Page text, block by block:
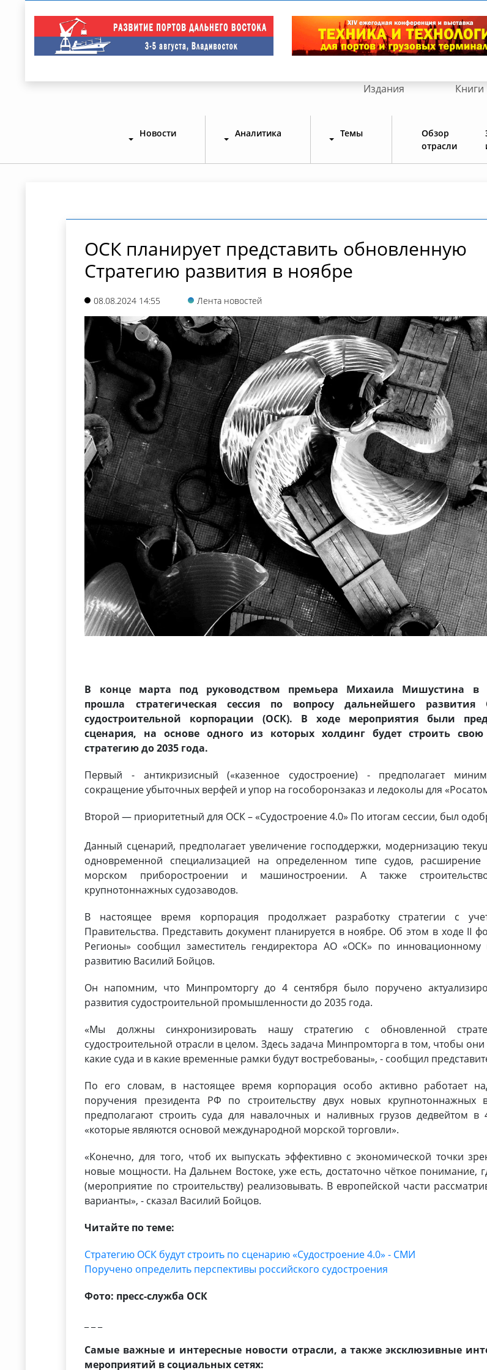
Издания Книги
Новости Аналитика Темы
Обзор
отрасли
ОСК планирует представить обновленную
Стратегию развития в ноябре
08.08.2024 14:55 Лента новостей
В конце марта под руководством премьера Михаила Мишустина в
прошла стратегическая сессия по вопросу дальнейшего развития
судостроительной корпорации (ОСК). В ходе мероприятия были
сценария, на основе одного из которых холдинг будет строить свою
стратегию до 2035 года.
Первый - антикризисный («казенное судостроение) - предполагает
сокращение убыточных верфей и упор на гособоронзаказ и ледоколы для
Второй — приоритетный для ОСК – «Судостроение 4.0» По итогам сессии, был
Данный сценарий, предполагает увеличение господдержки, модернизацию
одновременной специализацией на определенном типе судов,
морском приборостроении и машиностроении. А также
крупнотоннажных судозаводов.
В настоящее время корпорация продолжает разработку стратегии с
Правительства. Представить документ планируется в ноябре. Об этом в ходе II
Регионы» сообщил заместитель гендиректора АО «ОСК» по инновационному
развитию Василий Бойцов.
Он напомним, что Минпромторгу до 4 сентября было поручено
развития судостроительной промышленности до 2035 года.
«Мы должны синхронизировать нашу стратегию с обновленной
судостроительной отрасли в целом. Здесь задача Минпромторга в том, чтобы они
какие суда и в какие временные рамки будут востребованы», - сообщил
По его словам, в настоящее время корпорация особо активно работает
поручения президента РФ по строительству двух новых
предполагают строить суда для навалочных и наливных грузов дедвейтом в
«которые являются основой международной морской торговли».
«Конечно, для того, чтоб их выпускать эффективно с экономической точки
новые мощности. На Дальнем Востоке, уже есть, достаточно чёткое понимание,
(мероприятие по строительству) реализовывать. В европейской части
варианты», - сказал Василий Бойцов.
Читайте по теме:
Стратегию ОСК будут строить по сценарию «Судостроение 4.0» - СМИ
Поручено определить перспективы российского судостроения
Фото: пресс-служба ОСК
Самые важные и интересные новости отрасли, а также эксклюзивные
мероприятий в социальных сетях: